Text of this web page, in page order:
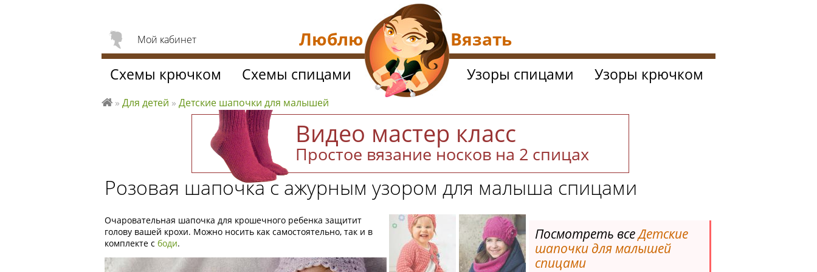
Видео мастер класс
Простое вязание носков на 2 спицах
Розовая шапочка с ажурным узором для малыша спицами
Очаровательная шапочка для крошечного ребенка защитит
голову вашей крохи. Можно носить как самостоятельно, так и в
комплекте с боди.
Посмотреть всеДетские
шапочки для малышей
спицами
Мой кабинет
Схемы крючком Схемы спицами Узоры спицами Узоры крючком
вя
ть
» Для детей » Детские шапочки для малышей
Люблю Вязать